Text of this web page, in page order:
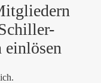
einlösen